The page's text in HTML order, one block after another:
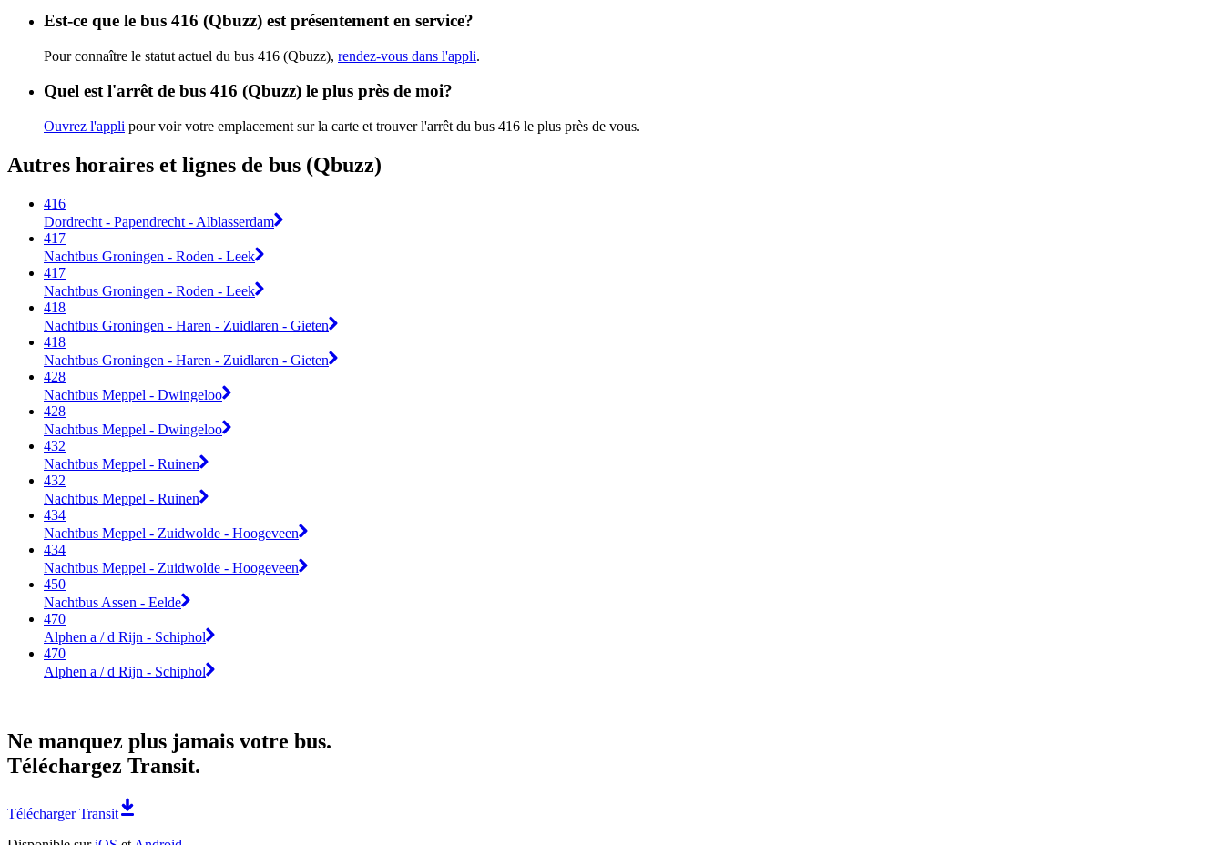
Est-ce que le bus 416 (Qbuzz) est présentement en service?
Pour connaître le statut actuel du bus 416 (Qbuzz), rendez-vous dans l'appli.
Quel est l'arrêt de bus 416 (Qbuzz) le plus près de moi?
Ouvrez l'appli pour voir votre emplacement sur la carte et trouver l'arrêt du bus 416 le plus près de vous.
Autres horaires et lignes de bus (Qbuzz)
416
Dordrecht - Papendrecht - Alblasserdam
417
Nachtbus Groningen - Roden - Leek
417
Nachtbus Groningen - Roden - Leek
418
Nachtbus Groningen - Haren - Zuidlaren - Gieten
418
Nachtbus Groningen - Haren - Zuidlaren - Gieten
428
Nachtbus Meppel - Dwingeloo
428
Nachtbus Meppel - Dwingeloo
432
Nachtbus Meppel - Ruinen
432
Nachtbus Meppel - Ruinen
434
Nachtbus Meppel - Zuidwolde - Hoogeveen
434
Nachtbus Meppel - Zuidwolde - Hoogeveen
450
Nachtbus Assen - Eelde
470
Alphen a / d Rijn - Schiphol
470
Alphen a / d Rijn - Schiphol
Ne manquez plus jamais votre bus.
Téléchargez Transit.
Télécharger Transit